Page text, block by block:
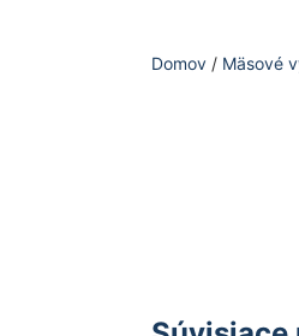
Domov / Mäsové